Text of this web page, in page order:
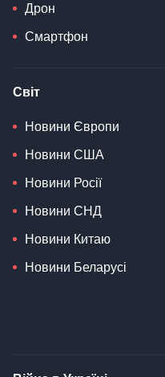
Дрон
Смартфон
Світ
Новини Європи
Новини США
Новини Росії
Новини СНД
Новини Китаю
Новини Беларусі